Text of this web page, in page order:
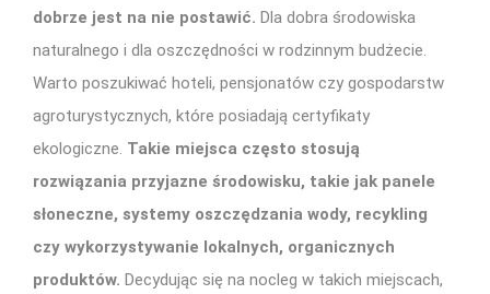
dobrze jest na nie postawić. Dla dobra środowiska
naturalnego i dla oszczędności w rodzinnym budżecie.
Warto poszukiwać hoteli, pensjonatów czy gospodarstw
agroturystycznych, które posiadają certyfikaty
ekologiczne. Takie miejsca często stosują
rozwiązania przyjazne środowisku, takie jak panele
słoneczne, systemy oszczędzania wody, recykling
czy wykorzystywanie lokalnych, organicznych
produktów. Decydując się na nocleg w takich miejscach,